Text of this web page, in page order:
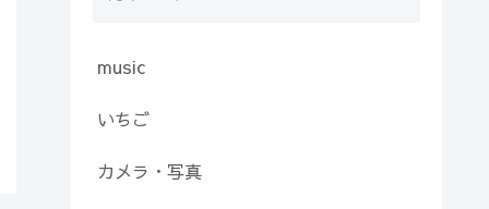
music
いちご
カメラ・写真